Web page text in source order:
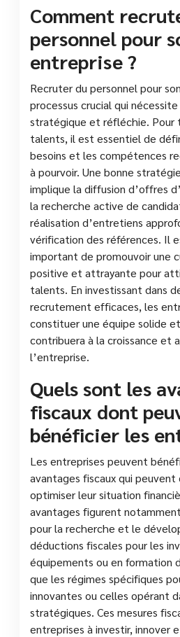
Comment
personnel pour
entreprise ?
Recruter du personnel pour
processus crucial qui
stratégique et réfléchie. Pour
talents, il est essentiel de
besoins et les compétences
à pourvoir. Une bonne
implique la diffusion d’offres
la recherche active de
réalisation d’entretiens
vérification des références. Il
important de promouvoir une
positive et attrayante pour
talents. En investissant dans
recrutement efficaces, les
constituer une équipe solide
contribuera à la croissance et
l’entreprise.
Quels sont les
fiscaux dont
bénéficier les
Les entreprises peuvent
avantages fiscaux qui peuvent
optimiser leur situation
avantages figurent
pour la recherche et le
déductions fiscales pour les
équipements ou en formation
que les régimes spécifiques
innovantes ou celles opérant
stratégiques. Ces mesures
entreprises à investir, innover